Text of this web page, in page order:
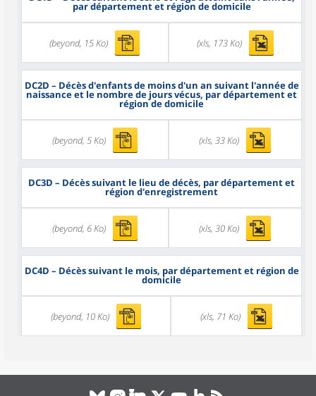
par département et région de domicile
(beyond, 15 Ko) (xls, 173 Ko)
DC2D – Décès d'enfants de moins d'un an suivant l'année de
naissance et le nombre de jours vécus, par département et
région de domicile
(beyond, 5 Ko) (xls, 33 Ko)
DC3D – Décès suivant le lieu de décès, par département et
région d'enregistrement
(beyond, 6 Ko) (xls, 30 Ko)
DC4D – Décès suivant le mois, par département et région de
domicile
(beyond, 10 Ko) (xls, 71 Ko)